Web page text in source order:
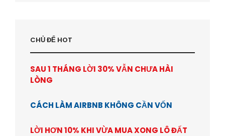
CHỦ ĐỂ HOT
SAU 1 THÁNG LỜI 30% VẪN CHƯA HÀI
LÒNG
CÁCH LÀM AIRBNB KHÔNG CẦN VỐN
LỜI HƠN 10% KHI VỪA MUA XONG LÔ ĐẤT